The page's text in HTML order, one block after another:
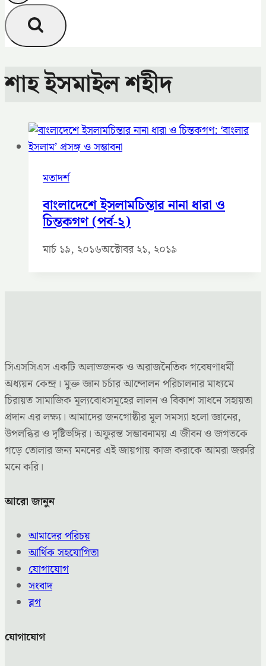
শাহ ইসমাইল শহীদ
মতাদর্শ
বাংলাদেশে ইসলামচিন্তার নানা ধারা ও
চিন্তকগণ (পর্ব-২)
মার্চ ১৯, ২০১৬অক্টোবর ২১, ২০১৯
সিএসসিএস একটি অলাভজনক ও অরাজনৈতিক গবেষণাধর্মী
অধ্যয়ন কেন্দ্র। মুক্ত জ্ঞান চর্চার আন্দোলন পরিচালনার মাধ্যমে
চিরায়ত সামাজিক মূল্যবোধসমূহের লালন ও বিকাশ সাধনে সহায়তা
প্রদান এর লক্ষ্য। আমাদের জনগোষ্ঠীর মূল সমস্যা হলো জ্ঞানের,
উপলব্ধির ও দৃষ্টিভঙ্গির। অফুরন্ত সম্ভাবনাময় এ জীবন ও জগতকে
গড়ে তোলার জন্য মননের এই জায়গায় কাজ করাকে আমরা জরুরি
মনে করি।
আরো জানুন
আমাদের পরিচয়
আর্থিক সহযোগিতা
যোগাযোগ
সংবাদ
ব্লগ
যোগাযোগ